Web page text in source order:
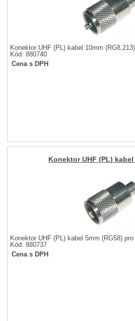
Konektor UHF (PL) kabel 10mm
Kód: 880740
Cena s DPH
Konektor UHF (PL) kabel
Konektor UHF (PL) kabel 5mm (RG58)
Kód: 880737
Cena s DPH